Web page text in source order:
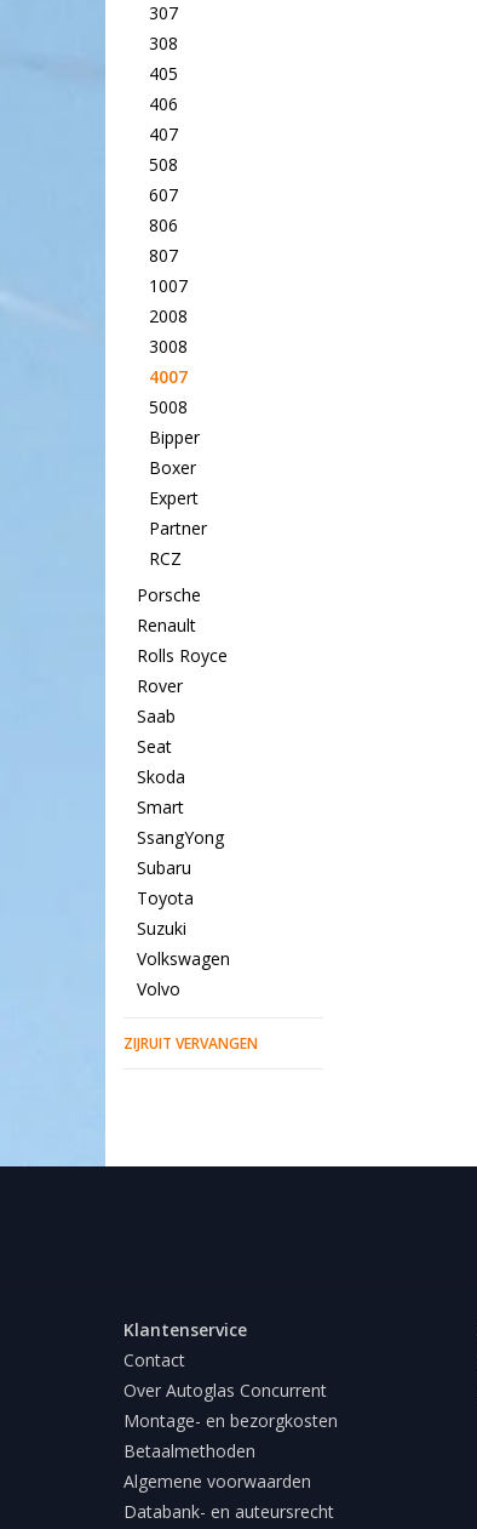
307
308
405
406
407
508
607
806
807
1007
2008
3008
4007
5008
Bipper
Boxer
Expert
Partner
RCZ
Porsche
Renault
Rolls Royce
Rover
Saab
Seat
Skoda
Smart
SsangYong
Subaru
Toyota
Suzuki
Volkswagen
Volvo
ZIJRUIT VERVANGEN
Klantenservice
Contact
Over Autoglas Concurrent
Montage- en bezorgkosten
Betaalmethoden
Algemene voorwaarden
Databank- en auteursrecht